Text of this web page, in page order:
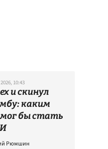
10:43
и скинул
каким
бы стать
Рюмшин